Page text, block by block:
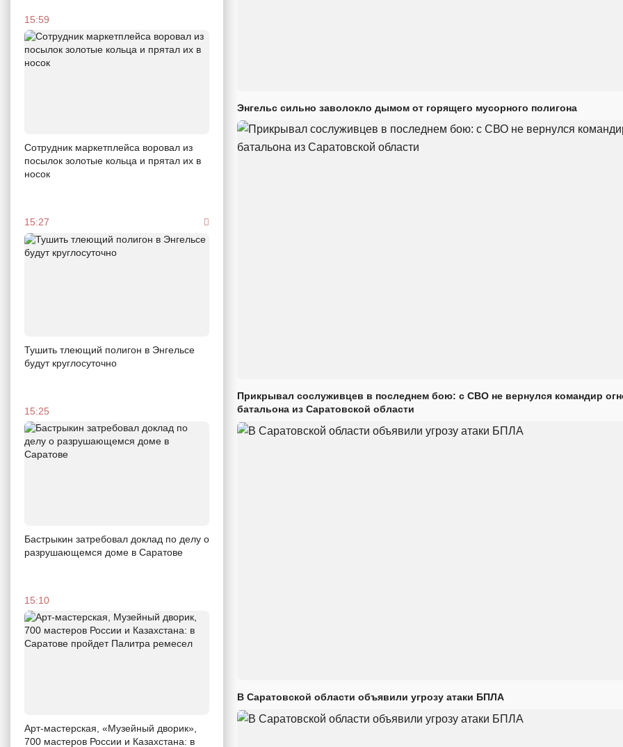
15:59
Сотрудник маркетплейса воровал из
посылок золотые кольца и прятал их в
носок
15:27
Тушить тлеющий полигон в Энгельсе
будут круглосуточно
15:25
Бастрыкин затребовал доклад по делу о
разрушающемся доме в Саратове
15:10
Арт-мастерская, «Музейный дворик»,
700 мастеров России и Казахстана: в
Энгельс сильно заволокло дымом от горящего мусорного полигона
Прикрывал сослуживцев в последнем бою: с СВО не вернулся командир
батальона из Саратовской области
В Саратовской области объявили угрозу атаки БПЛА